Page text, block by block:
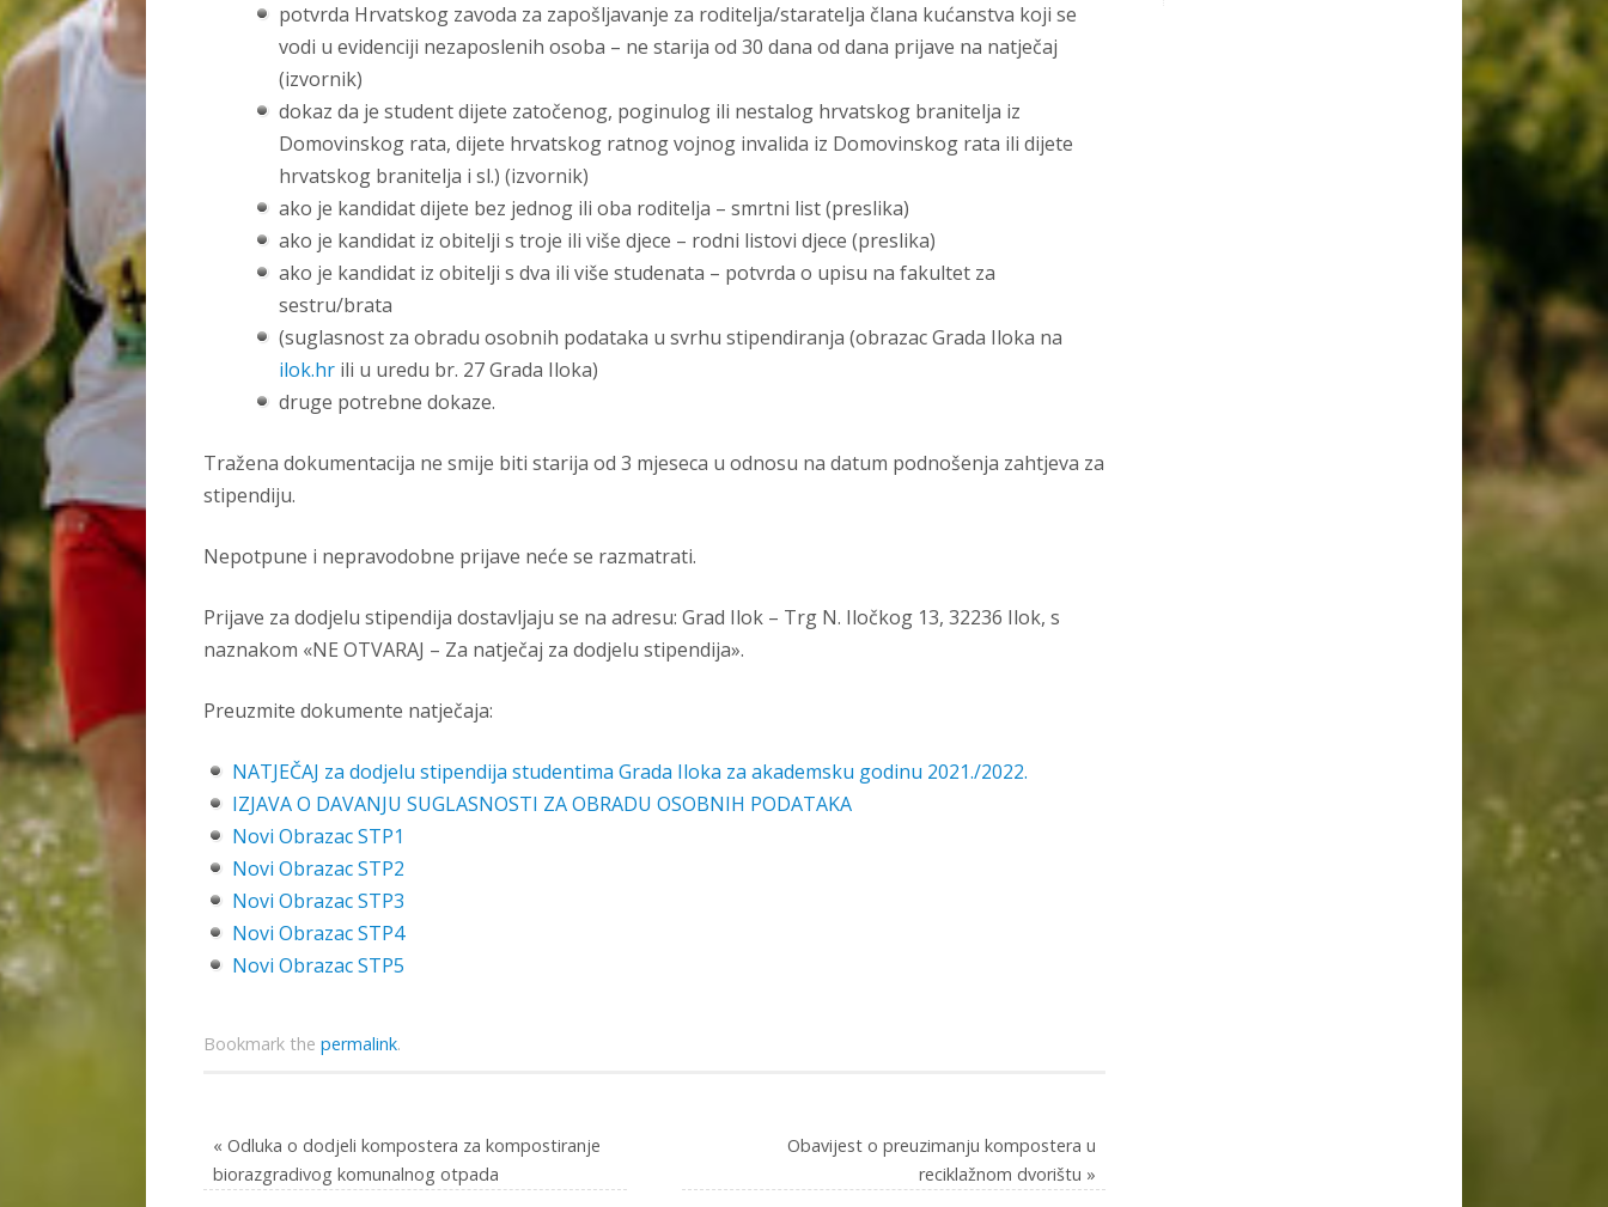
potvrda Hrvatskog zavoda za zapošljavanje za roditelja/staratelja člana kućanstva koji se
vodi u evidenciji nezaposlenih osoba – ne starija od 30 dana od dana prijave na natječaj
(izvornik)
dokaz da je student dijete zatočenog, poginulog ili nestalog hrvatskog branitelja iz
Domovinskog rata, dijete hrvatskog ratnog vojnog invalida iz Domovinskog rata ili dijete
hrvatskog branitelja i sl.) (izvornik)
ako je kandidat dijete bez jednog ili oba roditelja – smrtni list (preslika)
ako je kandidat iz obitelji s troje ili više djece – rodni listovi djece (preslika)
ako je kandidat iz obitelji s dva ili više studenata – potvrda o upisu na fakultet za
sestru/brata
(suglasnost za obradu osobnih podataka u svrhu stipendiranja (obrazac Grada Iloka na
ilok.hr ili u uredu br. 27 Grada Iloka)
druge potrebne dokaze.
Tražena dokumentacija ne smije biti starija od 3 mjeseca u odnosu na datum podnošenja zahtjeva za
stipendiju.
Nepotpune i nepravodobne prijave neće se razmatrati.
Prijave za dodjelu stipendija dostavljaju se na adresu: Grad Ilok – Trg N. Iločkog 13, 32236 Ilok, s
naznakom «NE OTVARAJ – Za natječaj za dodjelu stipendija».
Preuzmite dokumente natječaja:
NATJEČAJ za dodjelu stipendija studentima Grada Iloka za akademsku godinu 2021./2022.
IZJAVA O DAVANJU SUGLASNOSTI ZA OBRADU OSOBNIH PODATAKA
Novi Obrazac STP1
Novi Obrazac STP2
Novi Obrazac STP3
Novi Obrazac STP4
Novi Obrazac STP5
Bookmark the permalink.
« Odluka o dodjeli kompostera za kompostiranje
biorazgradivog komunalnog otpada
Obavijest o preuzimanju kompostera u
reciklažnom dvorištu »